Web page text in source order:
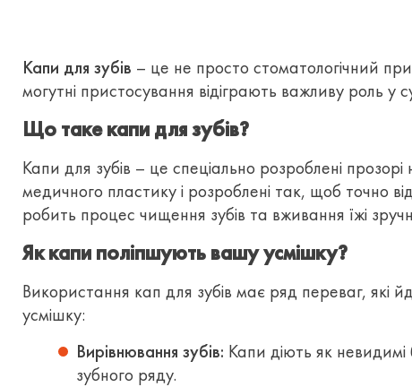
Капи для зубів – це не просто стоматологічний
могутні пристосування відіграють важливу роль у
Що таке капи для зубів?
Капи для зубів – це спеціально розроблені
медичного пластику і розроблені так, щоб точно
робить процес чищення зубів та вживання їжі
Як капи поліпшують вашу усмішку?
Використання кап для зубів має ряд переваг, які
усмішку:
Вирівнювання зубів: Капи діють як
зубного ряду.